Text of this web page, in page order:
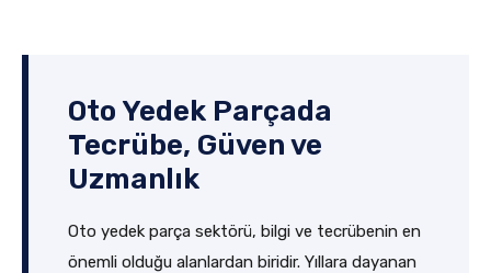
Oto Yedek Parçada
Tecrübe, Güven ve
Uzmanlık
Oto yedek parça sektörü, bilgi ve tecrübenin en
önemli olduğu alanlardan biridir. Yıllara dayanan